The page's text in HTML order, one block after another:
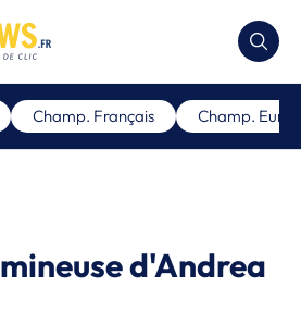
Champ. Français Champ.
d'Andrea